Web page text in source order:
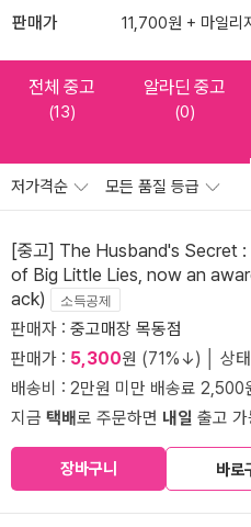
판매가 11,700원 + 마일리
전체 중고
(13)
알라딘 중고
(0)
저가격순 모든 품질 등급
[중고] The Husband's Secret
of Big Little Lies, now an
ack)
소득공제
판매자 : 중고매장 목동점
판매가 : 5,300원 (71%↓) │ 상
배송비 : 2만원 미만 배송료 2,500
지금 택배로 주문하면 내일 출고 가
장바구니 바로